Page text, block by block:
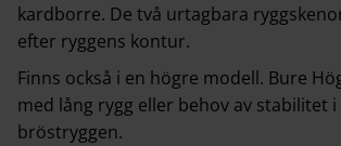
kardborre. De två urtagbara
efter ryggens kontur.
Finns också i en högre modell. Bure
med lång rygg eller behov av stabilitet
bröstryggen.